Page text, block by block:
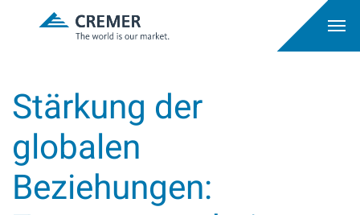
Stärkung der
globalen
Beziehungen: